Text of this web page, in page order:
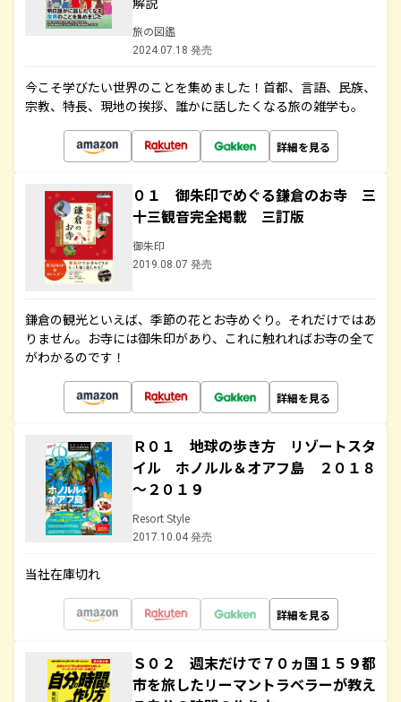
旅の図鑑
2024.07.18 発売
今こそ学びたい世界のことを集めました！首都、言語、民族、
宗教、特長、現地の挨拶、誰かに話したくなる旅の雑学も。
詳細を見る
０１ 御朱印でめぐる鎌倉のお寺 三
十三観音完全掲載 三訂版
御朱印
2019.08.07 発売
鎌倉の観光といえば、季節の花とお寺めぐり。それだけではあ
りません。お寺には御朱印があり、これに触れればお寺の全て
がわかるのです！
詳細を見る
Ｒ０１ 地球の歩き方 リゾートスタ
イル ホノルル＆オアフ島 ２０１８
～２０１９
Resort Style
2017.10.04 発売
当社在庫切れ
詳細を見る
Ｓ０２ 週末だけで７０ヵ国１５９都
市を旅したリーマントラベラーが教え